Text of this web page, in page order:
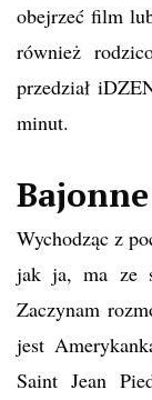
obejrzeć film
również
przedział
minut.
Wychodząc z
jak ja, ma ze
Zaczynam
jest
Saint Jean